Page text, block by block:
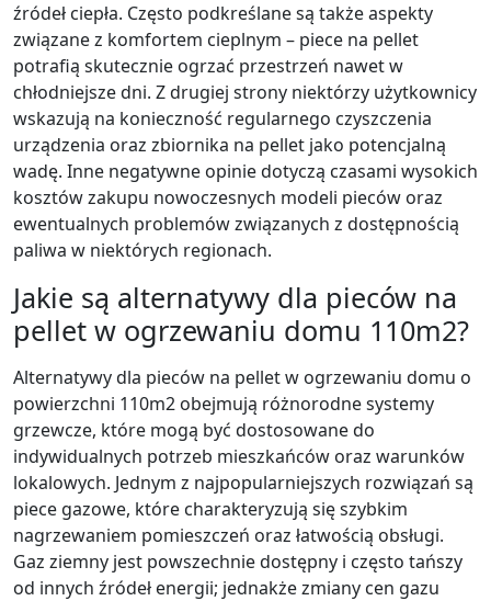
źródeł ciepła. Często podkreślane są także aspekty
związane z komfortem cieplnym – piece na pellet
potrafią skutecznie ogrzać przestrzeń nawet w
chłodniejsze dni. Z drugiej strony niektórzy użytkownicy
wskazują na konieczność regularnego czyszczenia
urządzenia oraz zbiornika na pellet jako potencjalną
wadę. Inne negatywne opinie dotyczą czasami wysokich
kosztów zakupu nowoczesnych modeli pieców oraz
ewentualnych problemów związanych z dostępnością
paliwa w niektórych regionach.
Jakie są alternatywy dla pieców na
pellet w ogrzewaniu domu 110m2?
Alternatywy dla pieców na pellet w ogrzewaniu domu o
powierzchni 110m2 obejmują różnorodne systemy
grzewcze, które mogą być dostosowane do
indywidualnych potrzeb mieszkańców oraz warunków
lokalowych. Jednym z najpopularniejszych rozwiązań są
piece gazowe, które charakteryzują się szybkim
nagrzewaniem pomieszczeń oraz łatwością obsługi.
Gaz ziemny jest powszechnie dostępny i często tańszy
od innych źródeł energii; jednakże zmiany cen gazu